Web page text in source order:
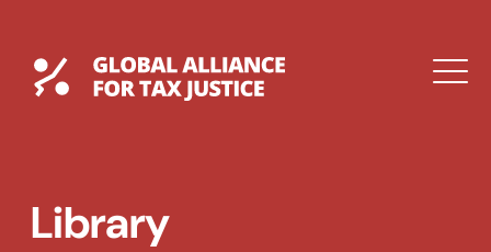
contentGlobal Tax Justice
DROPDOWN
Library